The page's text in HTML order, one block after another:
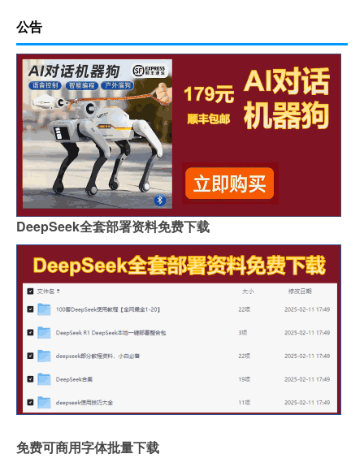
公告
DeepSeek全套部署资料免费下载
免费可商用字体批量下载